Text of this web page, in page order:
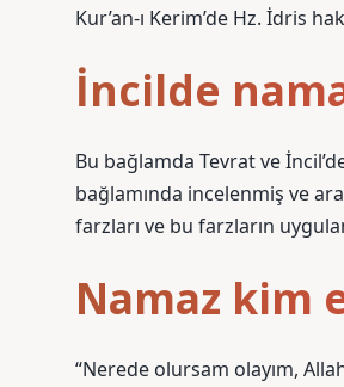
Kur’an-ı Kerim’de Hz. İdris
İncilde
Bu bağlamda Tevrat ve
bağlamında incelenmiş ve
farzları ve bu farzların
Namaz kim
“Nerede olursam olayım,